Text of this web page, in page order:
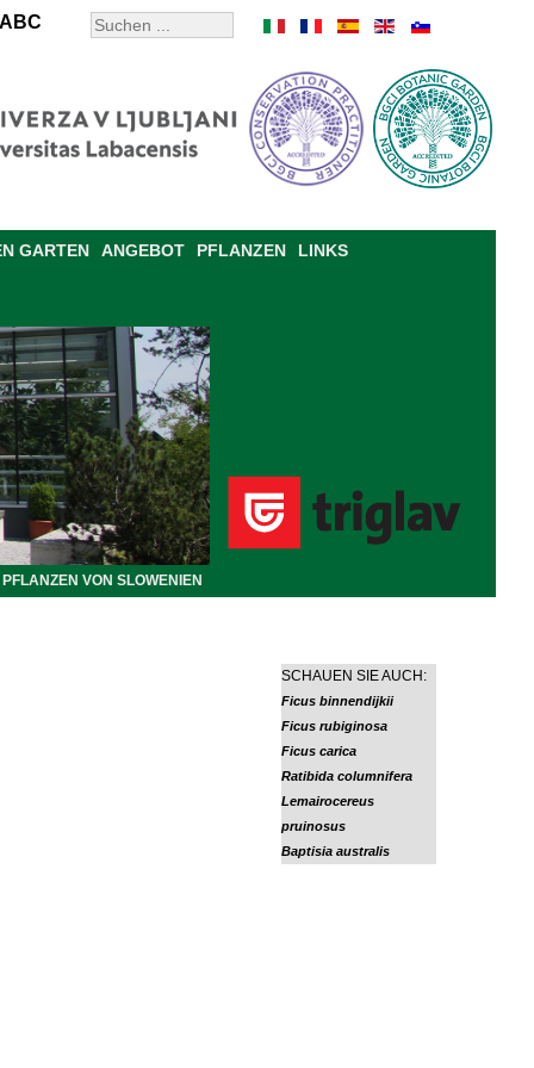
ABC
GARTEN ANGEBOT PFLANZEN LINKS
PFLANZEN VON SLOWENIEN
SCHAUEN SIE AUCH:
Ficus binnendijkii
Ficus rubiginosa
Ficus carica
Ratibida columnifera
Lemairocereus
pruinosus
Baptisia australis